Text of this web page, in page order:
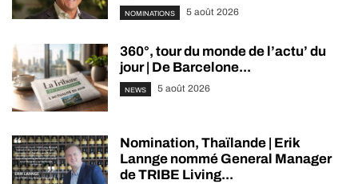
NOMINATIONS 5 août 2026
360°, tour du monde de l’actu’ du
jour | De Barcelone...
NEWS 5 août 2026
Nomination, Thaïlande | Erik
Lannge nommé General Manager
de TRIBE Living...